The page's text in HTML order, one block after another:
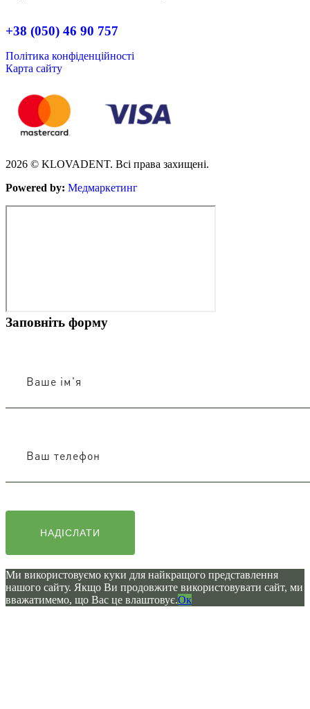
+38 (050) 46 90 757
Політика конфіденційності
Карта сайту
2026 © KLOVADENT. Всі права захищені.
Powered by: Медмаркетинг
Заповніть форму
Ми використовуємо куки для найкращого представлення
нашого сайту. Якщо Ви продовжите використовувати сайт, ми
вважатимемо, що Вас це влаштовує.Ок